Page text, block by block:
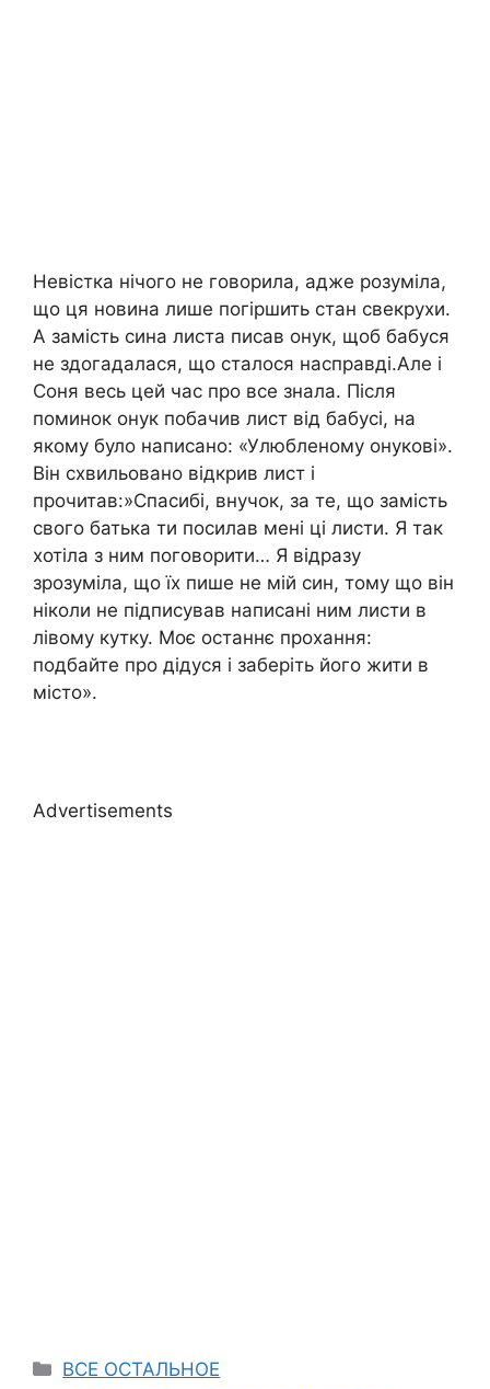
Невістка нічого не говорила, адже розуміла,
що ця новина лише погіршить стан свекрухи.
А замість сина листа писав онук, щоб бабуся
не здогадалася, що сталося насправді.Але і
Соня весь цей час про все знала. Після
поминок онук побачив лист від бабусі, на
якому було написано: «Улюбленому онукові».
Він схвильовано відкрив лист і
прочитав:»Спасибі, внучок, за те, що замість
свого батька ти посилав мені ці листи. Я так
хотіла з ним поговорити… Я відразу
зрозуміла, що їх пише не мій син, тому що він
ніколи не підписував написані ним листи в
лівому кутку. Моє останнє прохання:
подбайте про дідуся і заберіть його жити в
місто».
Advertisements
Categories
ВСЕ ОСТАЛЬНОЕ